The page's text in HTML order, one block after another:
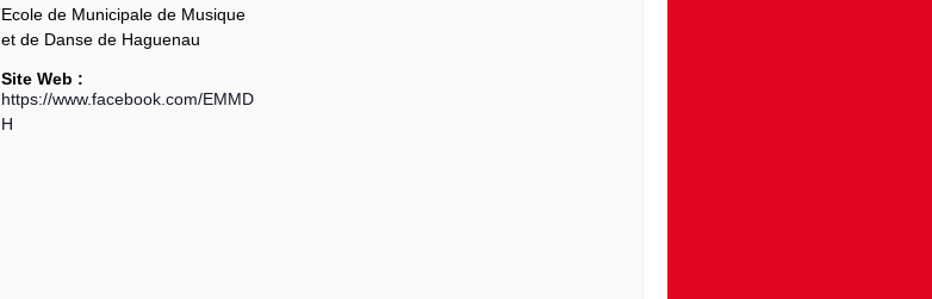
Ecole de Municipale de Musique
et de Danse de Haguenau
Site Web :
https://www.facebook.com/EMMD
H